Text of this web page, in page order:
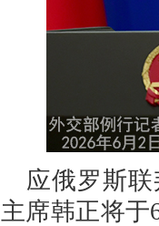
应俄罗斯
主席韩正将于